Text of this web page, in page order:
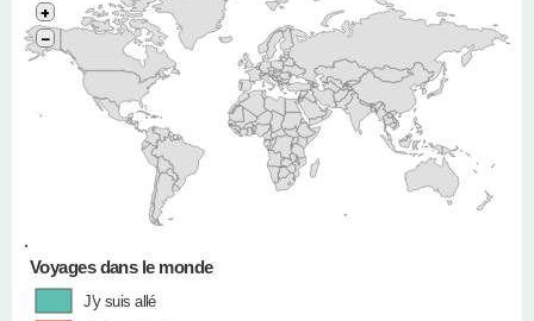
•
+
−
Voyages dans le monde
J'y suis allé